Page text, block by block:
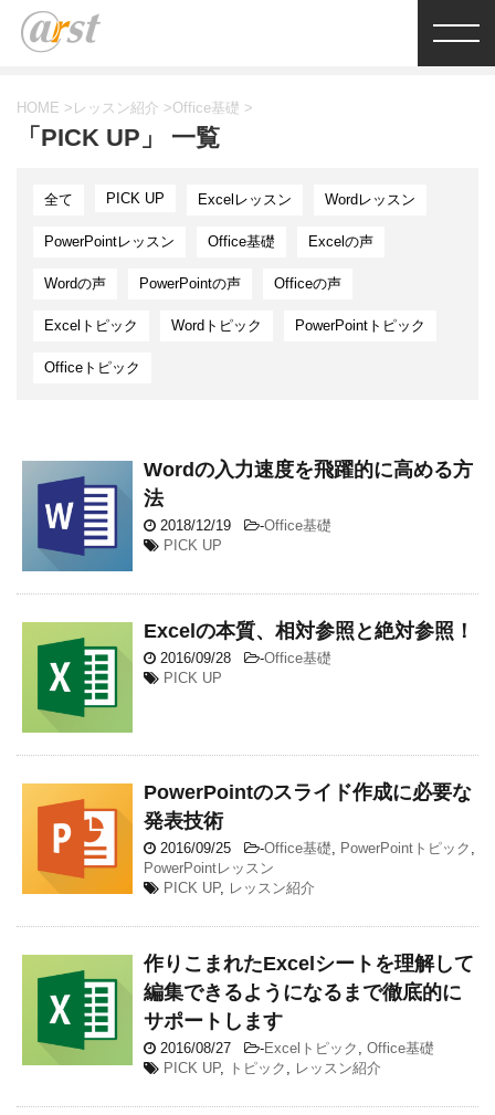
HOME > レッスン紹介 >Office基礎 >
「PICK UP」 一覧
全て PICK UP Excelレッスン Wordレッスン
PowerPointレッスン Office基礎 Excelの声
Wordの声 PowerPointの声 Officeの声
Excelトピック Wordトピック PowerPointトピック
Officeトピック
Wordの入力速度を飛躍的に高める方
法
2018/12/19 -Office基礎
PICK UP
Excelの本質、相対参照と絶対参照！
2016/09/28 -Office基礎
PICK UP
PowerPointのスライド作成に必要な
発表技術
2016/09/25 -Office基礎, PowerPointトピック ,
PowerPointレッスン
PICK UP, レッスン紹介
作りこまれたExcelシートを理解して
編集できるようになるまで徹底的に
サポートします
2016/08/27 -Excelトピック , Office基礎
PICK UP, トピック , レッスン紹介